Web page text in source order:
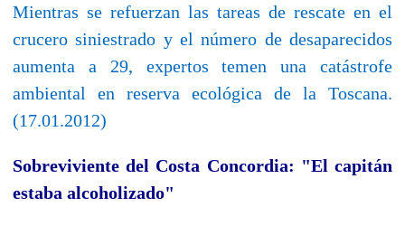
Mientras se refuerzan las tareas de rescate en el
crucero siniestrado y el número de desaparecidos
aumenta a 29, expertos temen una catástrofe
ambiental en reserva ecológica de la Toscana.
(17.01.2012)
Sobreviviente del Costa Concordia: "El capitán
estaba alcoholizado"